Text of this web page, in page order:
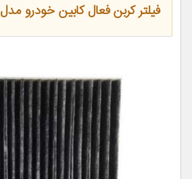
فیلتر کربن فعال کابین خودرو مدل 110 مناسب برای دنا